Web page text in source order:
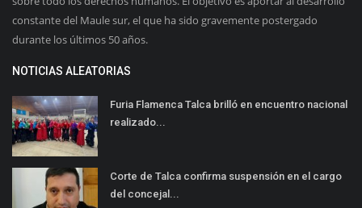
constante del Maule sur, el que ha sido gravemente postergado
durante los últimos 50 años.
NOTICIAS ALEATORIAS
Furia Flamenca Talca brilló en encuentro nacional
realizado...
Corte de Talca confirma suspensión en el cargo
del concejal...